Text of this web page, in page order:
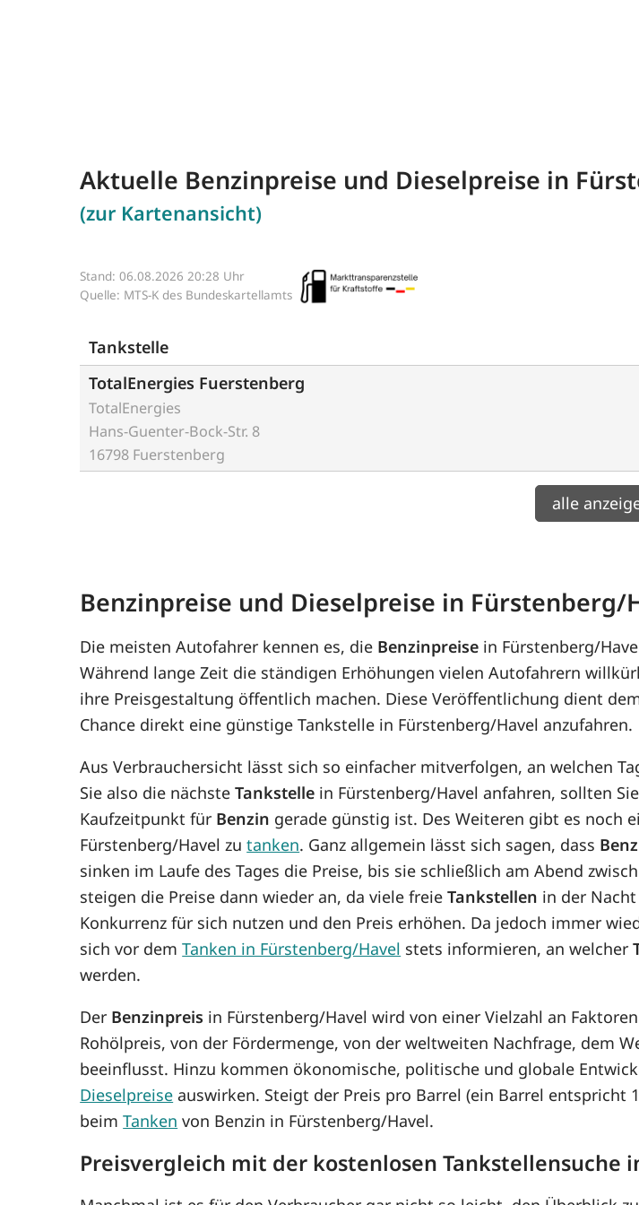
Aktuelle Benzinpreise und Dieselpreise in
(zur Kartenansicht)
Stand: 06.08.2026 20:28 Uhr
Quelle: MTS-K des Bundeskartellamts
Tankstelle
TotalEnergies Fuerstenberg
TotalEnergies
Hans-Guenter-Bock-Str. 8
16798 Fuerstenberg
alle
Benzinpreise und Dieselpreise in Fürstenberg/
Die meisten Autofahrer kennen es, die Benzinpreise in Fürstenberg/
Während lange Zeit die ständigen Erhöhungen vielen Autofahrern
ihre Preisgestaltung öffentlich machen. Diese Veröffentlichung dient
Chance direkt eine günstige Tankstelle in Fürstenberg/Havel anzufahren.
Aus Verbrauchersicht lässt sich so einfacher mitverfolgen, an welchen
Sie also die nächsteTankstelle in Fürstenberg/Havel anfahren, sollten
Kaufzeitpunkt für Benzin gerade günstig ist. Des Weiteren gibt es noch
Fürstenberg/Havel zutanken. Ganz allgemein lässt sich sagen, dass
sinken im Laufe des Tages die Preise, bis sie schließlich am Abend
steigen die Preise dann wieder an, da viele freieTankstellen in der
Konkurrenz für sich nutzen und den Preis erhöhen. Da jedoch immer
sich vor demTanken in Fürstenberg/Havel stets informieren, an welcher
werden.
Der Benzinpreis in Fürstenberg/Havel wird von einer Vielzahl an
Rohölpreis, von der Fördermenge, von der weltweiten Nachfrage, dem
beeinflusst. Hinzu kommen ökonomische, politische und globale
Dieselpreise auswirken. Steigt der Preis pro Barrel (ein Barrel entspricht
beimTanken von Benzin in Fürstenberg/Havel.
Preisvergleich mit der kostenlosen Tankstellensuche